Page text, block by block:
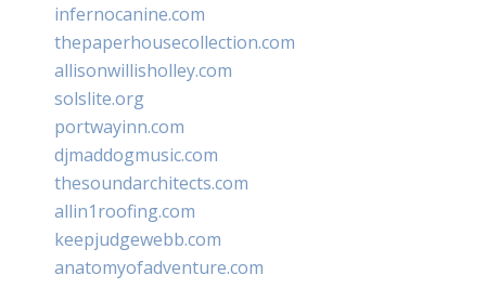
infernocanine.com
thepaperhousecollection.com
allisonwillisholley.com
solslite.org
portwayinn.com
djmaddogmusic.com
thesoundarchitects.com
allin1roofing.com
keepjudgewebb.com
anatomyofadventure.com